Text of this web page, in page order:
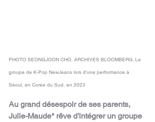
PHOTO SEONGJOON CHO, ARCHIVES BLOOMBERG. Le
groupe de K-Pop NewJeans lors d'une performance à
Séoul, en Corée du Sud, en 2023
Au grand désespoir de ses parents,
Julie-Maude* rêve d'intégrer un groupe